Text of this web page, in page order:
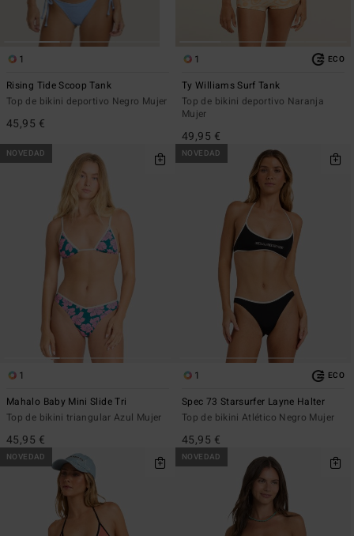
1
Rising Tide Scoop Tank
Top de bikini deportivo Negro Mujer
45,95 €
1 ECO
Ty Williams Surf Tank
Top de bikini deportivo Naranja
Mujer
49,95 €
NOVEDAD
1
Mahalo Baby Mini Slide Tri
Top de bikini triangular Azul Mujer
45,95 €
NOVEDAD
1 ECO
Spec 73 Starsurfer Layne Halter
Top de bikini Atlético Negro Mujer
45,95 €
NOVEDAD NOVEDAD